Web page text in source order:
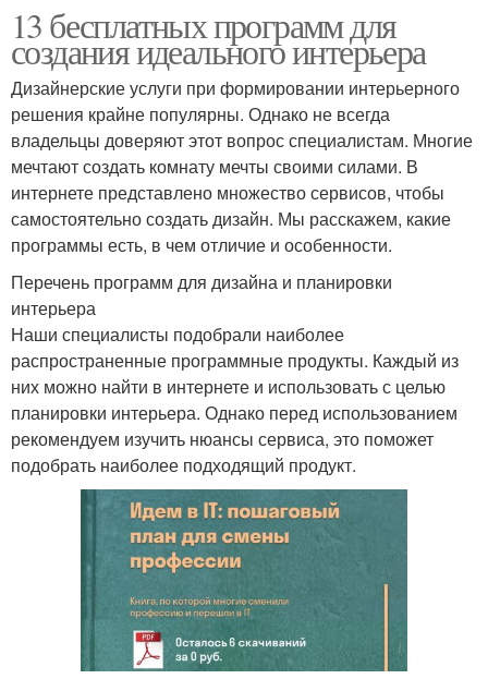
13 бесплатных программ для
создания идеального интерьера
Дизайнерские услуги при формировании интерьерного
решения крайне популярны. Однако не всегда
владельцы доверяют этот вопрос специалистам. Многие
мечтают создать комнату мечты своими силами. В
интернете представлено множество сервисов, чтобы
самостоятельно создать дизайн. Мы расскажем, какие
программы есть, в чем отличие и особенности.
Перечень программ для дизайна и планировки
интерьера
Наши специалисты подобрали наиболее
распространенные программные продукты. Каждый из
них можно найти в интернете и использовать с целью
планировки интерьера. Однако перед использованием
рекомендуем изучить нюансы сервиса, это поможет
подобрать наиболее подходящий продукт.